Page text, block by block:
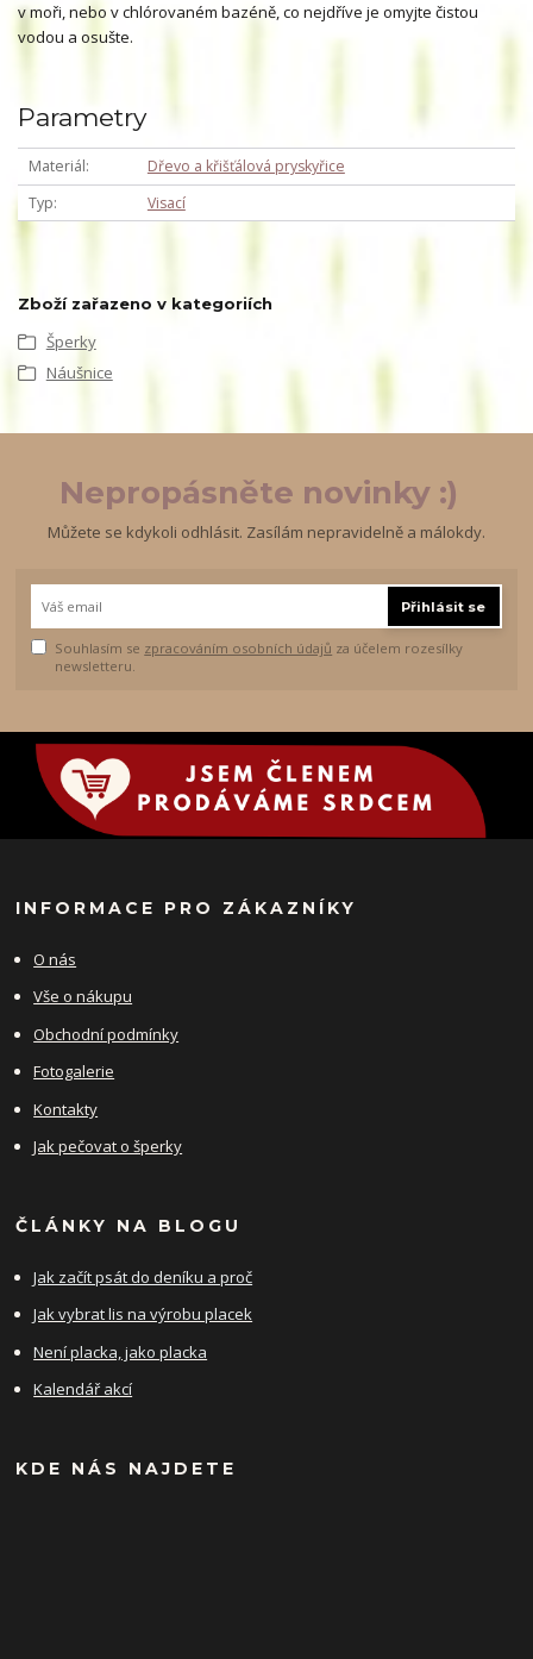
v moři, nebo v chlórovaném bazéně, co nejdříve je omyjte čistou
vodou a osušte.
Parametry
Materiál
Dřevo a křišťálová pryskyřice
Typ
Visací
Zboží zařazeno v kategoriích
Šperky
Náušnice
Nepropásněte novinky :)
Můžete se kdykoli odhlásit. Zasílám nepravidelně a málokdy.
Přihlásit se
Souhlasím se zpracováním osobních údajů za účelem rozesílky
newsletteru.
INFORMACE PRO ZÁKAZNÍKY
O nás
Vše o nákupu
Obchodní podmínky
Fotogalerie
Kontakty
Jak pečovat o šperky
ČLÁNKY NA BLOGU
Jak začít psát do deníku a proč
Jak vybrat lis na výrobu placek
Není placka, jako placka
Kalendář akcí
KDE NÁS NAJDETE